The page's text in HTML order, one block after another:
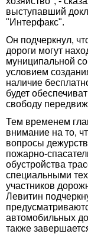
выступавший
"Интерфакс".
Он подчеркнул,
дороги могут
муниципальной
условием
наличие
будет
свободу
Тем временем
внимание на то,
вопросы
пожарно-
обустройства
специальными
участников
Левитин
автомобильных
также